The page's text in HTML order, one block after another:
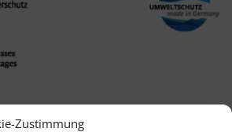
Zustimmung